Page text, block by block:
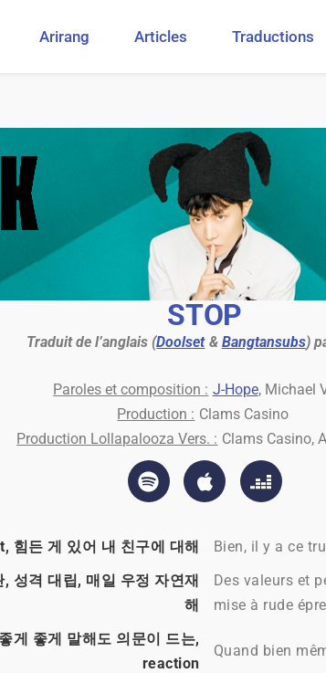
Arirang Articles Traductions
STOP
Traduit de l’anglais (Doolset& Bangtansubs)
Paroles et composition : J-Hope, Michael
Production : Clams Casino
Production Lollapalooza Vers. : Clams Casino,
힘든 게 있어 내 친구에 대해
Bien, il y a ce
, 성격 대립, 매일 우정 자연재
해
Des valeurs et
mise à rude
게 좋게 말해도 의문이 드는,
reaction
Quand bien